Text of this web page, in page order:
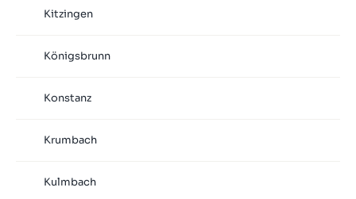
Kitzingen
Königsbrunn
Konstanz
Krumbach
Kulmbach